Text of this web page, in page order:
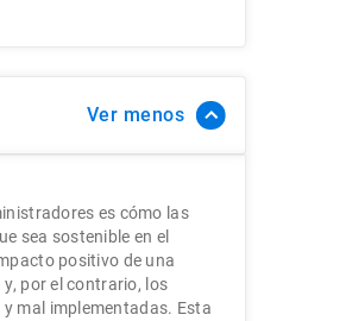
Ver
es cómo las
sea sostenible en el
positivo de una
por el contrario, los
mal implementadas. Esta